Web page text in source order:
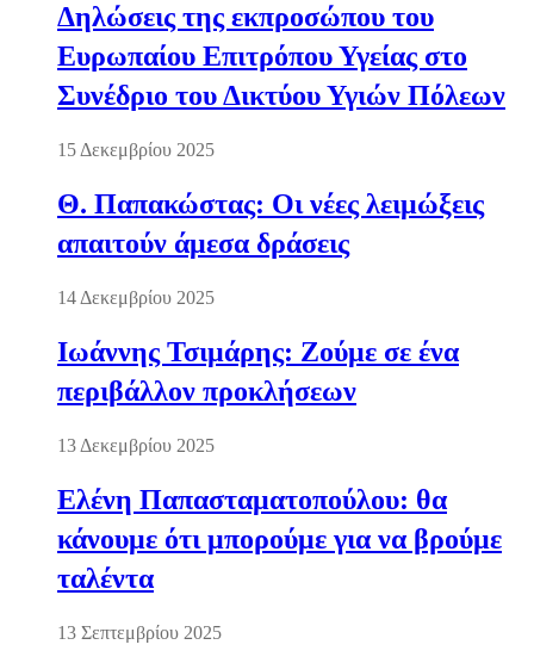
Δηλώσεις της εκπροσώπου του
Ευρωπαίου Επιτρόπου Υγείας στο
Συνέδριο του Δικτύου Υγιών Πόλεων
15 Δεκεμβρίου 2025
Θ. Παπακώστας: Οι νέες λειμώξεις
απαιτούν άμεσα δράσεις
14 Δεκεμβρίου 2025
Ιωάννης Τσιμάρης: Ζούμε σε ένα
περιβάλλον προκλήσεων
13 Δεκεμβρίου 2025
Ελένη Παπασταματοπούλου: θα
κάνουμε ότι μπορούμε για να βρούμε
ταλέντα
13 Σεπτεμβρίου 2025